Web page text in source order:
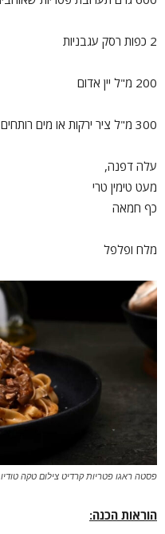
2 כפות רסק עגבניות
200 מ"ל יין אדום
300 מ"ל ציר ירקות או מים רותחים
עלה דפנה,
מעט טימין טרי
כף חמאה
מלח ופלפל
פסטה ראגו פטריות קרדיט צילום טקה טודיו
הוראות הכנה: